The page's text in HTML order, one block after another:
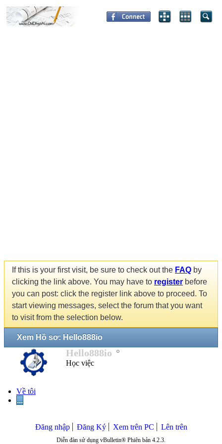
If this is your first visit, be sure to check out the FAQ by
clicking the link above. You may have to register before
you can post: click the register link above to proceed. To
start viewing messages, select the forum that you want
to visit from the selection below.
Xem Hồ sơ: Hello888io
Hello888io
Học việc
Về tôi
...
Đăng nhập Đăng Ký Xem trên PC Lên trên
Diễn đàn sử dụng vBulletin® Phiên bản 4.2.3.